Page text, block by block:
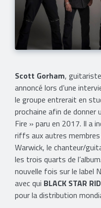
Scott Gorham,
annoncé lors d’une
le groupe entrerait en
prochaine afin de donner
Fire » paru en 2017. Il a
riffs aux autres
Warwick, le chanteur/
les trois quarts de
nouvelle fois sur le label
avec qui BLACK STAR
pour la distribution